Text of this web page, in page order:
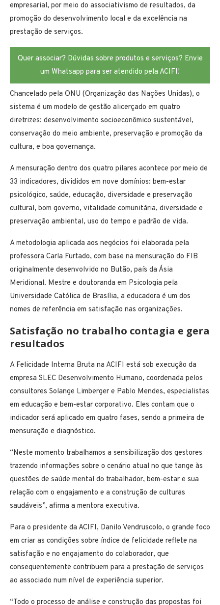
empresarial, por meio do associativismo de resultados, da
promoção do desenvolvimento local e da excelência na
prestação de serviços.
Quer associar? Dúvidas sobre produtos e serviços? Envie
um Whatsapp para ser atendido pela ACIFI!
Chancelado pela ONU (Organização das Nações Unidas), o
sistema é um modelo de gestão alicerçado em quatro
diretrizes: desenvolvimento socioeconômico sustentável,
conservação do meio ambiente, preservação e promoção da
cultura, e boa governança.
A mensuração dentro dos quatro pilares acontece por meio de
33 indicadores, divididos em nove domínios: bem-estar
psicológico, saúde, educação, diversidade e preservação
cultural, bom governo, vitalidade comunitária, diversidade e
preservação ambiental, uso do tempo e padrão de vida.
A metodologia aplicada aos negócios foi elaborada pela
professora Carla Furtado, com base na mensuração do FIB
originalmente desenvolvido no Butão, país da Ásia
Meridional. Mestre e doutoranda em Psicologia pela
Universidade Católica de Brasília, a educadora é um dos
nomes de referência em satisfação nas organizações.
Satisfação no trabalho contagia e gera
resultados
A Felicidade Interna Bruta na ACIFI está sob execução da
empresa SLEC Desenvolvimento Humano, coordenada pelos
consultores Solange Limberger e Pablo Mendes, especialistas
em educação e bem-estar corporativo. Eles contam que o
indicador será aplicado em quatro fases, sendo a primeira de
mensuração e diagnóstico.
“Neste momento trabalhamos a sensibilização dos gestores
trazendo informações sobre o cenário atual no que tange às
questões de saúde mental do trabalhador, bem-estar e sua
relação com o engajamento e a construção de culturas
saudáveis”, afirma a mentora executiva.
Para o presidente da ACIFI, Danilo Vendruscolo, o grande foco
em criar as condições sobre índice de felicidade reflete na
satisfação e no engajamento do colaborador, que
consequentemente contribuem para a prestação de serviços
ao associado num nível de experiência superior.
“Todo o processo de análise e construção das propostas foi